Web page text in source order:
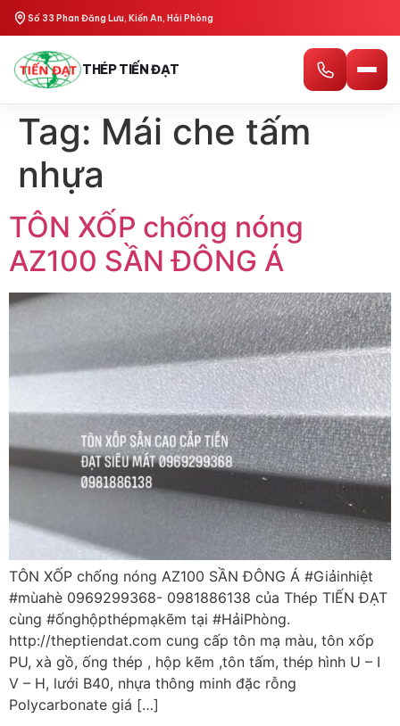
Số 33 Phan Đăng Lưu, Kiến An, Hải Phòng
THÉP TIẾN ĐẠT
Tag: Mái che tấm
nhựa
TÔN XỐP chống nóng
AZ100 SẦN ĐÔNG Á
TÔN XỐP chống nóng AZ100 SẦN ĐÔNG Á #Giảinhiệt
#mùahè 0969299368- 0981886138 của Thép TIẾN ĐẠT
cùng #ốnghộpthépmạkẽm tại #HảiPhòng.
http://theptiendat.com cung cấp tôn mạ màu, tôn xốp
PU, xà gồ, ống thép , hộp kẽm ,tôn tấm, thép hình U – I
V – H, lưới B40, nhựa thông minh đặc rỗng
Polycarbonate giá […]